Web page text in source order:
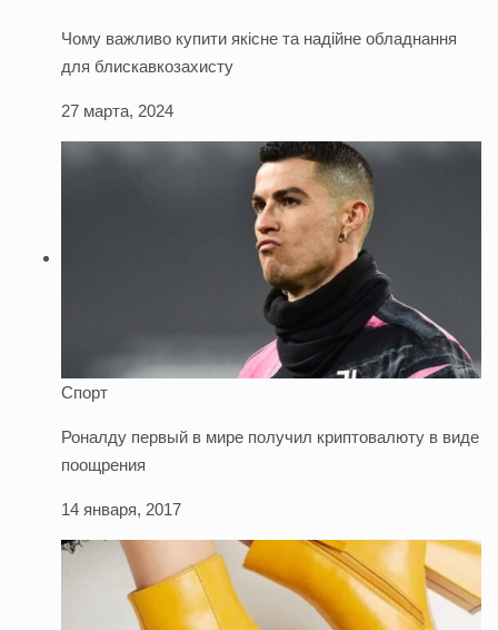
Чому важливо купити якісне та надійне обладнання
для блискавкозахисту
27 марта, 2024
Спорт
Роналду первый в мире получил криптовалюту в виде
поощрения
14 января, 2017